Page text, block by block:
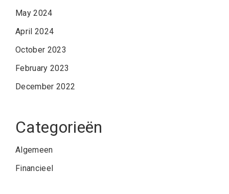
May 2024
April 2024
October 2023
February 2023
December 2022
Categorieën
Algemeen
Financieel